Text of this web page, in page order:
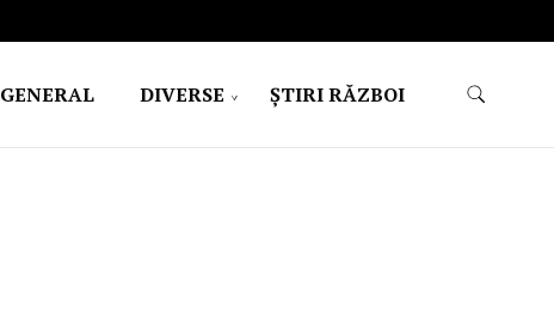
GENERAL DIVERSE ŞTIRI RĂZBOI